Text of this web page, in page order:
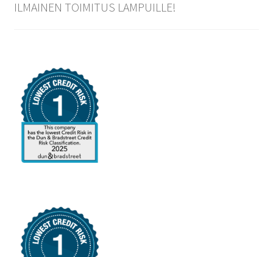
ILMAINEN TOIMITUS LAMPUILLE!